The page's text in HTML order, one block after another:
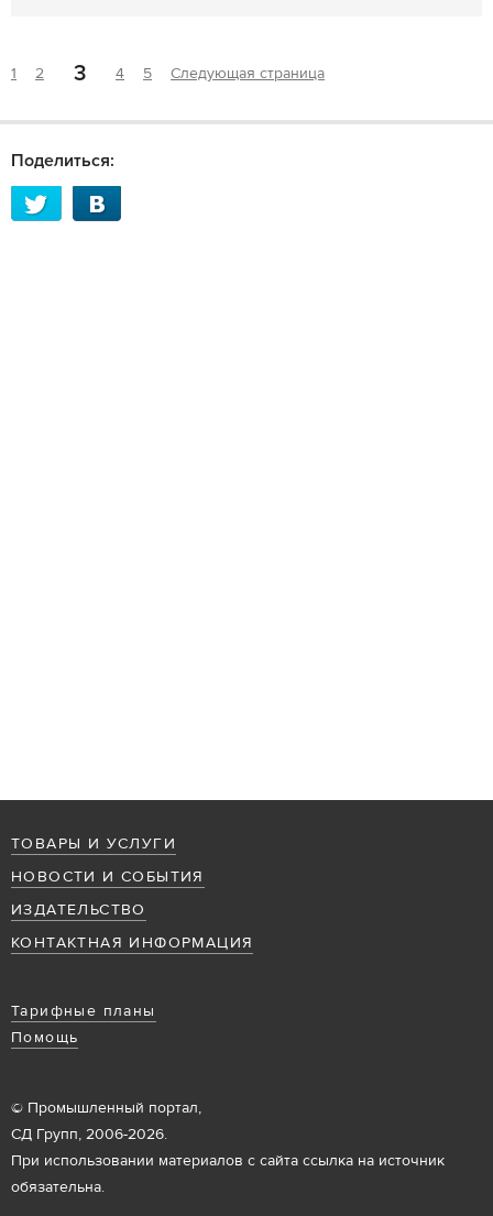
1 2 3 4 5 Следующая страница
Поделиться:
ТОВАРЫ И УСЛУГИ
НОВОСТИ И СОБЫТИЯ
ИЗДАТЕЛЬСТВО
КОНТАКТНАЯ ИНФОРМАЦИЯ
Тарифные планы
Помощь
© Промышленный портал,
СД Групп, 2006-2026.
При использовании материалов с сайта ссылка на источник
обязательна.